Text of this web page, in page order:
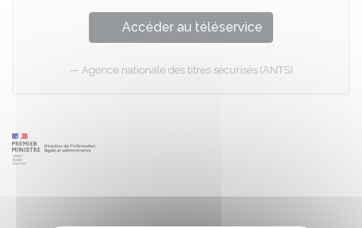
Accéder au téléservice
Agence nationale des titres sécurisés (ANTS)